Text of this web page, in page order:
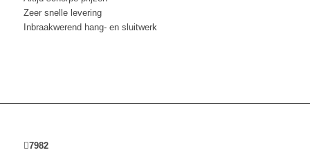
Zeer snelle levering
Inbraakwerend hang- en sluitwerk
7982